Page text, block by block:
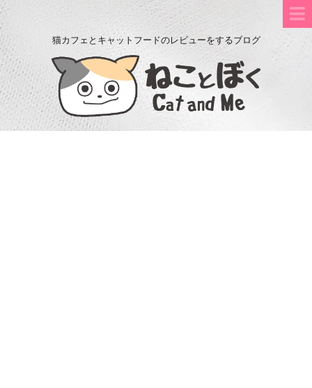
猫カフェとキャットフードのレビューをするブログ